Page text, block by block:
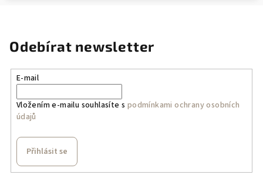
Odebírat newsletter
E-mail
Vložením e-mailu souhlasíte s podmínkami ochrany osobních
údajů
Přihlásit se